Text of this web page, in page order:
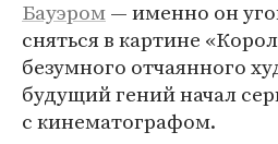
Бауэром— именно он
сняться в картине
безумного отчаянного
будущий гений начал
с кинематографом.